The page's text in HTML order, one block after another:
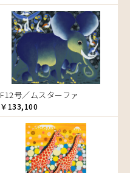
F12号／ムスターファ
￥133,100